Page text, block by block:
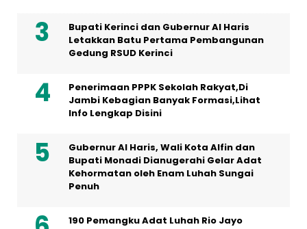
Bupati Kerinci dan Gubernur Al Haris
Letakkan Batu Pertama Pembangunan
Gedung RSUD Kerinci
Penerimaan PPPK Sekolah Rakyat,Di
Jambi Kebagian Banyak Formasi,Lihat
Info Lengkap Disini
Gubernur Al Haris, Wali Kota Alfin dan
Bupati Monadi Dianugerahi Gelar Adat
Kehormatan oleh Enam Luhah Sungai
Penuh
190 Pemangku Adat Luhah Rio Jayo